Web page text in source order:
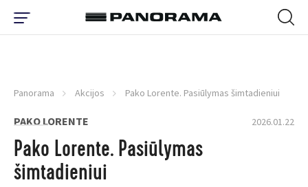
Panorama Akcijos Pako Lorente. Pasiūlymas šimtadieniui
PAKO LORENTE 2026.01.22
Pako Lorente. Pasiūlymas
šimtadieniui